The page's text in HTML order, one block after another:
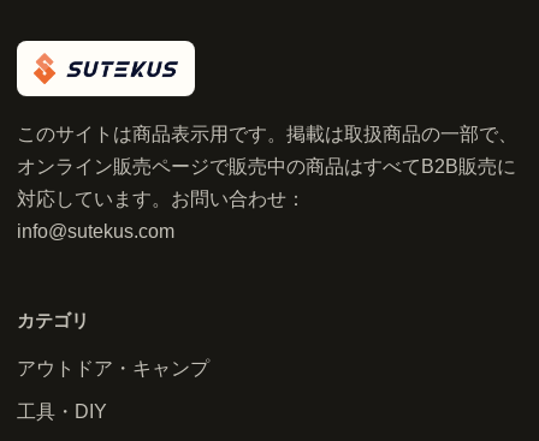
このサイトは商品表示用です。掲載は取扱商品の一部で、
オンライン販売ページで販売中の商品はすべてB2B販売に
対応しています。お問い合わせ：
info@sutekus.com
カテゴリ
アウトドア・キャンプ
工具・DIY